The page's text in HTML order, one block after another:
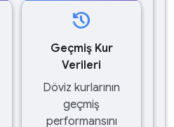
history
Geçmiş Kur
Verileri
Döviz kurlarının
geçmiş
performansını